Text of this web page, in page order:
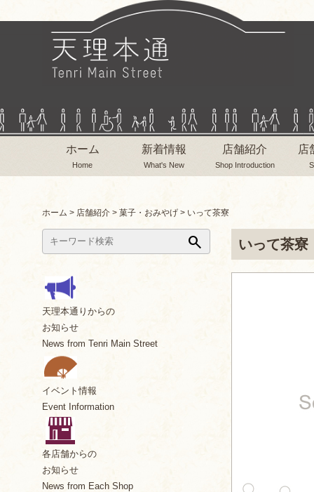
ホーム
Home
新着情報
What's New
店舗紹介
Shop Introduction
店
ホーム > 店舗紹介 > 菓子・おみやげ > いって茶寮
いって茶寮
search
天理本通りからの
お知らせ
News from Tenri Main Street
イベント情報
Event Information
各店舗からの
お知らせ
News from Each Shop